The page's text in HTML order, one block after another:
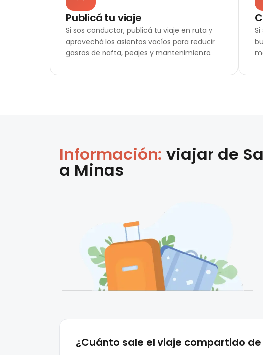
Publicá tu viaje
Si sos conductor, publicá tu viaje en ruta y
aprovechá los asientos vacíos para reducir
gastos de nafta, peajes y mantenimiento.
Información: viajar de
a Minas
¿Cuánto sale el viaje compartido de